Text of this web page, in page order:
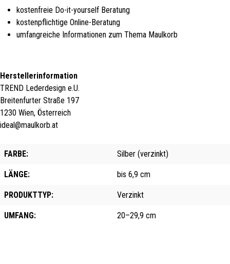
kostenfreie Do-it-yourself Beratung
kostenpflichtige Online-Beratung
umfangreiche Informationen zum Thema Maulkorb
Herstellerinformation
TREND Lederdesign e.U.
Breitenfurter Straße 197
1230 Wien, Österreich
ideal@maulkorb.at
FARBE: Silber (verzinkt)
LÄNGE: bis 6,9 cm
PRODUKTTYP: Verzinkt
UMFANG: 20–29,9 cm